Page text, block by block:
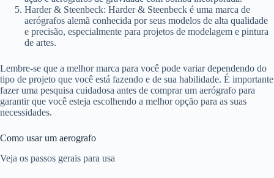
Harder & Steenbeck: Harder & Steenbeck é uma marca de
aerógrafos alemã conhecida por seus modelos de alta qualidade
e precisão, especialmente para projetos de modelagem e pintura
de artes.
Lembre-se que a melhor marca para você pode variar dependendo do
tipo de projeto que você está fazendo e de sua habilidade. É importante
fazer uma pesquisa cuidadosa antes de comprar um aerógrafo para
garantir que você esteja escolhendo a melhor opção para as suas
necessidades.
Como usar um aerografo
Veja os passos gerais para usa